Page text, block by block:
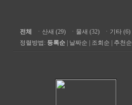
전체 ㆍ 산새 (29) ㆍ 물새 (32) ㆍ 기타 (6)
정렬방법: 등록순 날짜순 조회순 추천순